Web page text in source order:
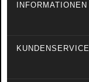
INFORMATIONEN
KUNDENSERVICE